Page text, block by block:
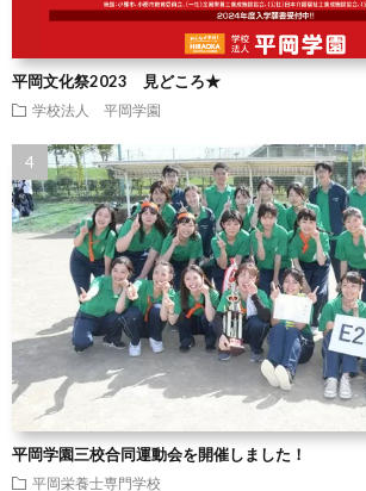
平岡文化祭2023 見どころ★
学校法人 平岡学園
平岡学園三校合同運動会を開催しました！
平岡栄養士専門学校